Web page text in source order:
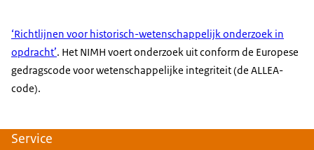
‘Richtlijnen voor historisch-wetenschappelijk onderzoek in
opdracht’. Het NIMH voert onderzoek uit conform de Europese
gedragscode voor wetenschappelijke integriteit (de ALLEA-
code).
Service